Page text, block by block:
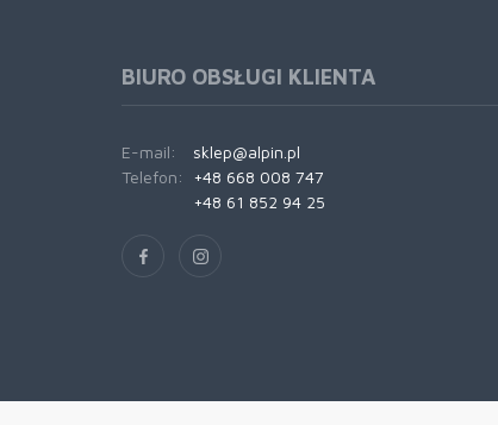
BIURO OBSŁUGI KLIENTA
E-mail:
sklep@alpin.pl
Telefon:
+48 668 008 747
+48 61 852 94 25